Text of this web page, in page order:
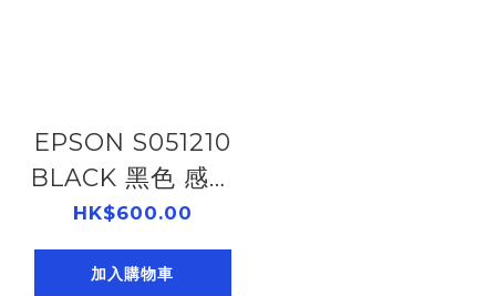
EPSON S051210
BLACK 黑色 感光
鼓 AL-C9300N
105052134
HK$600.00
加入購物車